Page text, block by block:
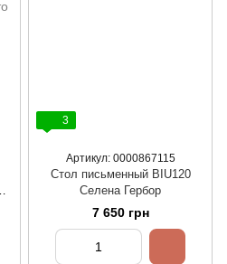
3
Артикул: 0000867115
Стол письменный BIU120
Селена Гербор
7 650 грн